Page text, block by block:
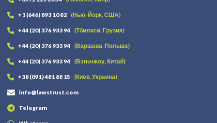
+1 (646) 893 10 82 (Нью-Йорк, США)
+44 (20) 376 933 94 (Тбилиси, Грузия)
+44 (20) 376 933 94 (Варшава, Польша)
+44 (20) 376 933 94 (Вэньчжоу, Китай)
+38 (091) 481 88 15 (Киев, Украина)
info@lawstrust.com
Telegram